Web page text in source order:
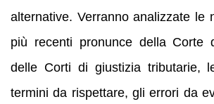
alternative. Verranno analizzate le
più recenti pronunce della Corte
delle Corti di giustizia tributarie,
termini da rispettare, gli errori da